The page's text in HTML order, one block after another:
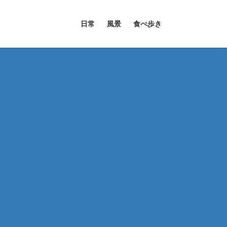
日常 風景 食べ歩き